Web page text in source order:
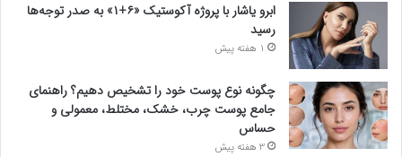
ابرو یاشار با پروژه آکوستیک «۶+۱» به صدر توجه‌ها
رسید
1 هفته پیش
چگونه نوع پوست خود را تشخیص دهیم؟ راهنمای
جامع پوست چرب، خشک، مختلط، معمولی و
حساس
3 هفته پیش